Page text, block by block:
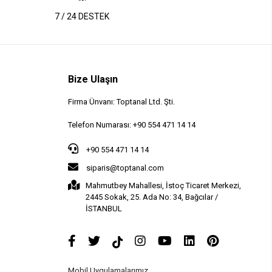
7 / 24 DESTEK
Bize Ulaşın
Firma Ünvanı: Toptanal Ltd. Şti.
Telefon Numarası: +90 554 471 14 14
+90 554 471 14 14
siparis@toptanal.com
Mahmutbey Mahallesi, İstoç Ticaret Merkezi,
2445 Sokak, 25. Ada No: 34, Bağcılar /
İSTANBUL